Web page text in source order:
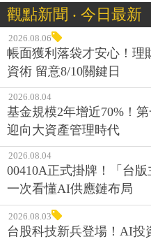
觀點新聞 ‧ 今日最新
2026.08.06
帳面獲利落袋才安心！理
資術 留意8/10關鍵日
2026.08.04
基金規模2年增近70%！
迎向大資產管理時代
2026.08.04
00410A正式掛牌！「台
一次看懂AI供應鏈布局
2026.08.03
台股科技新兵登場！AI投